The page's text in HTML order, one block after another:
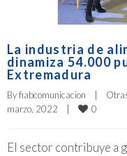
La industria de
dinamiza 54.000
Extremadura
By fiabcomunicacion
marzo, 2022
0
El sector contribuye a